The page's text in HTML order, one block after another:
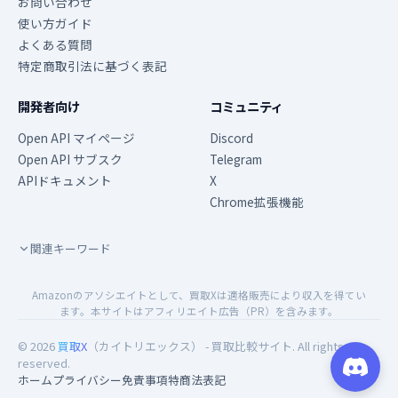
使い方ガイド
よくある質問
特定商取引法に基づく表記
開発者向け
Open API マイページ
Open API サブスク
APIドキュメント
コミュニティ
Discord
Telegram
X
Chrome拡張機能
関連キーワード
Amazonのアソシエイトとして、買取Xは適格販売により収入を得てい
ます。本サイトはアフィリエイト広告（PR）を含みます。
© 2026 買取X （カイトリエックス） - 買取比較サイト. All rights
reserved.
ホームプライバシー免責事項特商法表記